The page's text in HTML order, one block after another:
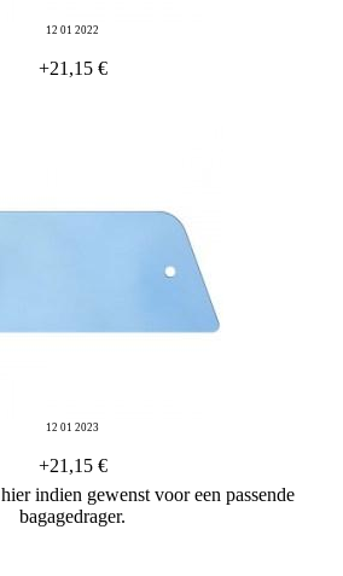
12 01 2022
+21,15 €
12 01 2023
+21,15 €
indien gewenst voor een passende
bagagedrager.